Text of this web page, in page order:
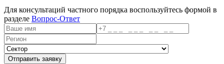
Для консультаций частного порядка воспользуйтесь формой в
разделе Вопрос-Ответ